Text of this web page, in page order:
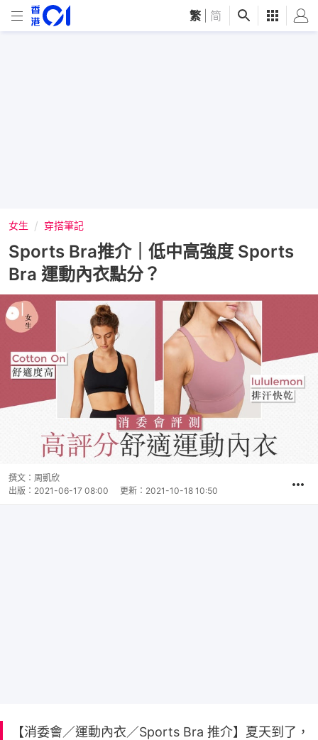
繁 简
女生 穿搭筆記
Sports Bra推介｜低中高強度 Sports
Bra 運動內衣點分？
撰文： 周凱欣
出版： 2021-06-17 08:00 更新： 2021-10-18 10:50
【消委會／運動內衣／Sports Bra 推介】夏天到了，